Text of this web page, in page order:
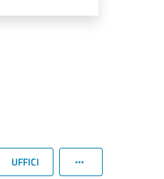
UFFICI